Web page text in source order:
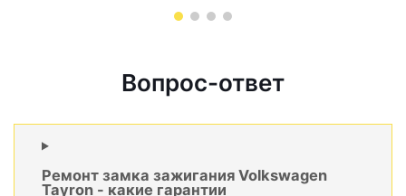
Вопрос-ответ
Ремонт замка зажигания Volkswagen
Tayron - какие гарантии